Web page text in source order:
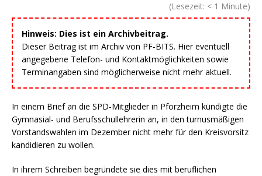
(Lesezeit: < 1 Minute)
Hinweis: Dies ist ein Archivbeitrag.
Dieser Beitrag ist im Archiv von PF-BITS. Hier eventuell
angegebene Telefon- und Kontaktmöglichkeiten sowie
Terminangaben sind möglicherweise nicht mehr aktuell.
In einem Brief an die SPD-Mitglieder in Pforzheim kündigte die
Gymnasial- und Berufsschullehrerin an, in den turnusmäßigen
Vorstandswahlen im Dezember nicht mehr für den Kreisvorsitz
kandidieren zu wollen.
In ihrem Schreiben begründete sie dies mit beruflichen